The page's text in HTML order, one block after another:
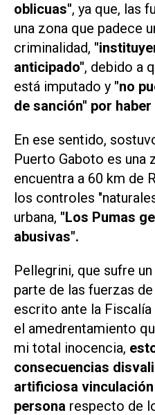
oblicuas", ya que, las
una zona que padece
criminalidad,
anticipado", debido a
está imputado y "no
de sanción" por
En ese sentido,
Puerto Gaboto es una
encuentra a 60 km de
los controles
urbana, "Los Pumas
abusivas".
Pellegrini, que sufre
parte de las fuerzas
escrito ante la Fiscalía
el amedrentamiento
mi total inocencia,
consecuencias
artificiosa
persona respecto de